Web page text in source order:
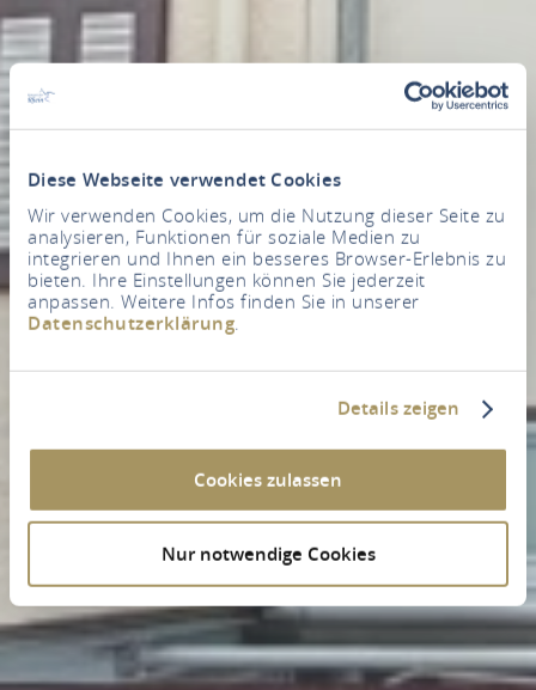
Diese Webseite verwendet Cookies
Wir verwenden Cookies, um die Nutzung dieser Seite zu
analysieren, Funktionen für soziale Medien zu
integrieren und Ihnen ein besseres Browser-Erlebnis zu
bieten. Ihre Einstellungen können Sie jederzeit
anpassen. Weitere Infos finden Sie in unserer
Datenschutzerklärung.
Details zeigen
Cookies zulassen
Nur notwendige Cookies